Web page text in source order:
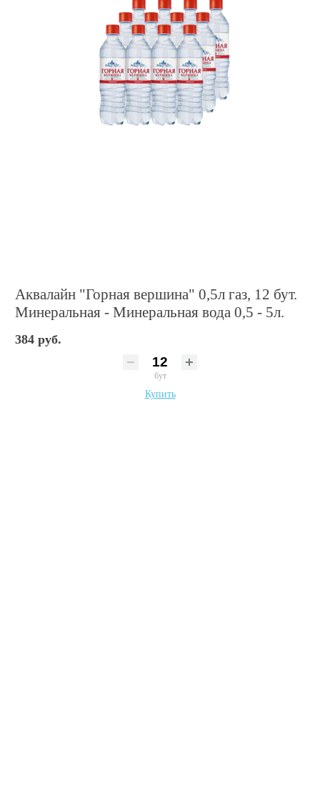
Аквалайн "Горная вершина" 0,5л газ, 12 бут.
Минеральная - Минеральная вода 0,5 - 5л.
384 руб.
бут
Купить